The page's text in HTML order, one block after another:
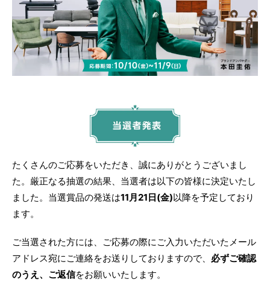
たくさんのご応募をいただき、誠にありがとうございまし
た。厳正なる抽選の結果、当選者は以下の皆様に決定いたし
ました。当選賞品の発送は11月21日(金)以降を予定しており
ます。
ご当選された方には、ご応募の際にご入力いただいたメール
アドレス宛にご連絡をお送りしておりますので、 必ずご確認
のうえ、ご返信をお願いいたします。